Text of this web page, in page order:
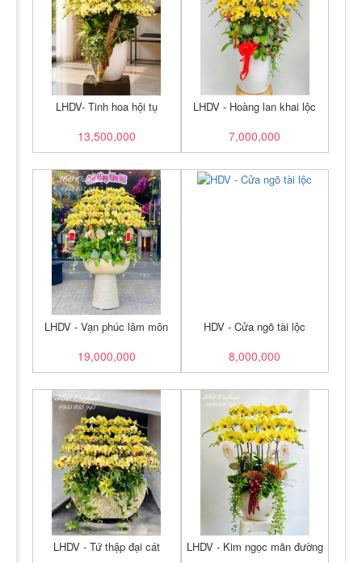
LHDV- Tinh hoa hội tụ
13,500,000
LHDV - Hoàng lan khai lộc
7,000,000
LHDV - Vạn phúc lâm môn
19,000,000
HDV - Cửa ngõ tài lộc
8,000,000
LHDV - Tứ thập đại cát LHDV - Kim ngọc mãn đường